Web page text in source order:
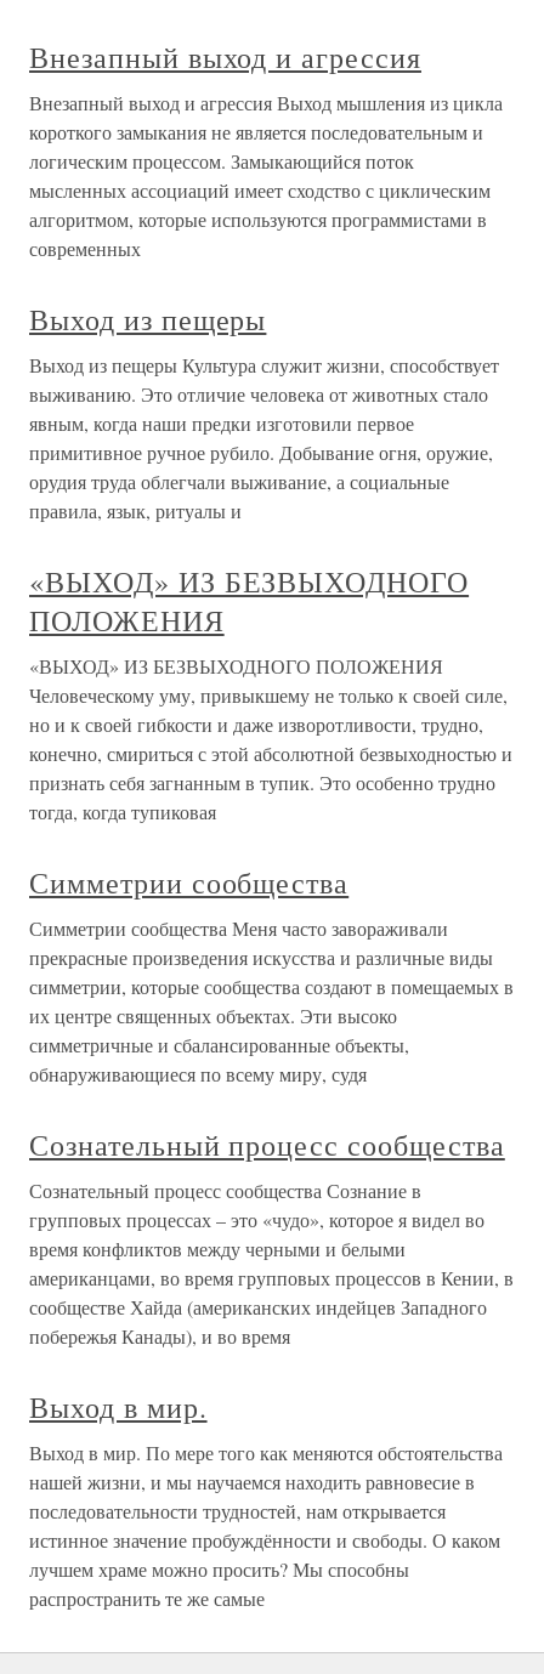
Внезапный выход и агрессия
Внезапный выход и агрессия Выход мышления из цикла
короткого замыкания не является последовательным и
логическим процессом. Замыкающийся поток
мысленных ассоциаций имеет сходство с циклическим
алгоритмом, которые используются программистами в
современных
Выход из пещеры
Выход из пещеры Культура служит жизни, способствует
выживанию. Это отличие человека от животных стало
явным, когда наши предки изготовили первое
примитивное ручное рубило. Добывание огня, оружие,
орудия труда облегчали выживание, а социальные
правила, язык, ритуалы и
«ВЫХОД» ИЗ БЕЗВЫХОДНОГО
ПОЛОЖЕНИЯ
«ВЫХОД» ИЗ БЕЗВЫХОДНОГО ПОЛОЖЕНИЯ
Человеческому уму, привыкшему не только к своей силе,
но и к своей гибкости и даже изворотливости, трудно,
конечно, смириться с этой абсолютной безвыходностью и
признать себя загнанным в тупик. Это особенно трудно
тогда, когда тупиковая
Симметрии сообщества
Симметрии сообщества Меня часто завораживали
прекрасные произведения искусства и различные виды
симметрии, которые сообщества создают в помещаемых в
их центре священных объектах. Эти высоко
симметричные и сбалансированные объекты,
обнаруживающиеся по всему миру, судя
Сознательный процесс сообщества
Сознательный процесс сообщества Сознание в
групповых процессах – это «чудо», которое я видел во
время конфликтов между черными и белыми
американцами, во время групповых процессов в Кении, в
сообществе Хайда (американских индейцев Западного
побережья Канады), и во время
Выход в мир.
Выход в мир. По мере того как меняются обстоятельства
нашей жизни, и мы научаемся находить равновесие в
последовательности трудностей, нам открывается
истинное значение пробуждённости и свободы. О каком
лучшем храме можно просить? Мы способны
распространить те же самые